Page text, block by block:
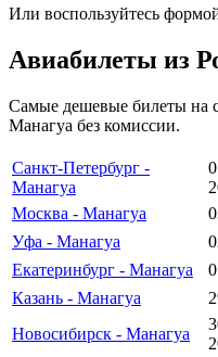
Или воспользуйтесь
Авиабилеты из
Самые дешевые билеты на
Манагуа без комиссии.
Санкт-Петербург -
Манагуа
Москва - Манагуа
Уфа - Манагуа
Екатеринбург - Манагуа
Казань - Манагуа
Новосибирск - Манагуа